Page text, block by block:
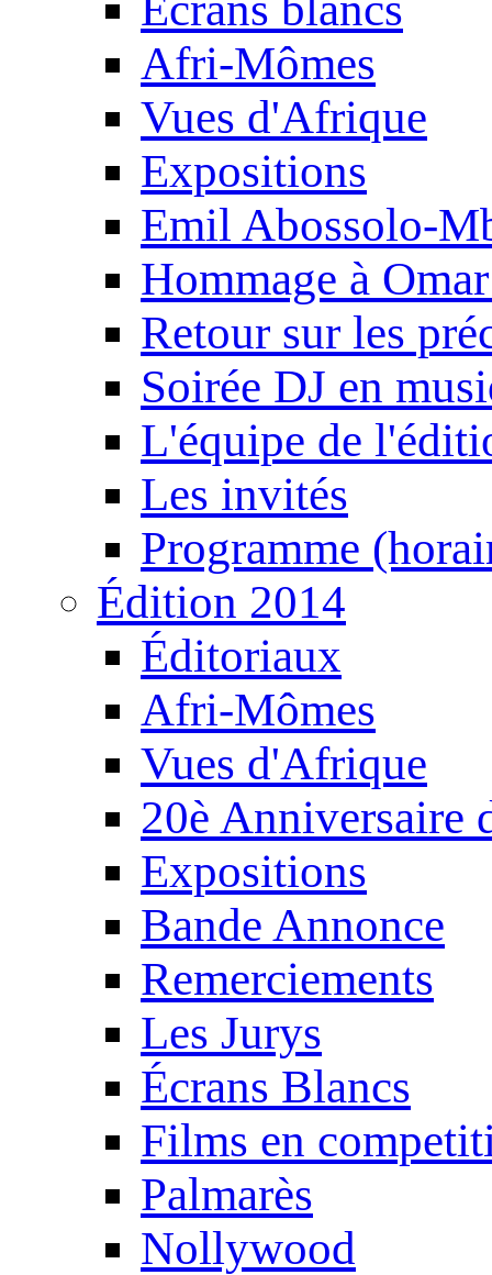
Afri-Mômes
Vues d'Afrique
Expositions
Emil Abossolo-
Hommage à
Retour sur les
Soirée DJ en
L'équipe de
Les invités
Programme
Édition 2014
Éditoriaux
Afri-Mômes
Vues d'Afrique
20è Anniversaire
Expositions
Bande Annonce
Remerciements
Les Jurys
Écrans Blancs
Films en
Palmarès
Nollywood